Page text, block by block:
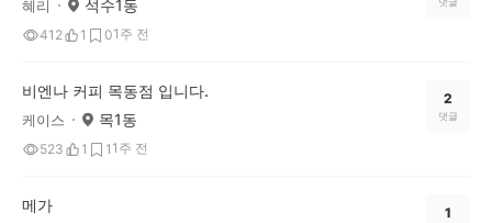
혜리 석수1동
412 1 01주 전
비엔나 커피 목동점 입니다.
케이스 목1동
523 1 1 1주 전
2
댓글
메가 1